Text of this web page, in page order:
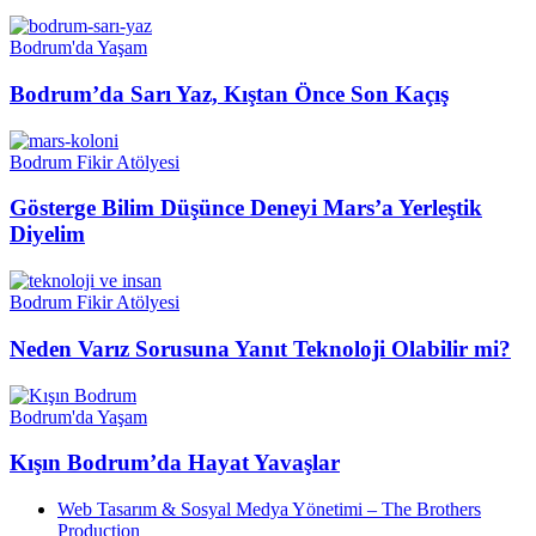
Bodrum'da Yaşam
Bodrum’da Sarı Yaz, Kıştan Önce Son Kaçış
Bodrum Fikir Atölyesi
Gösterge Bilim Düşünce Deneyi Mars’a Yerleştik
Diyelim
Bodrum Fikir Atölyesi
Neden Varız Sorusuna Yanıt Teknoloji Olabilir mi?
Bodrum'da Yaşam
Kışın Bodrum’da Hayat Yavaşlar
Web Tasarım & Sosyal Medya Yönetimi – The Brothers
Production